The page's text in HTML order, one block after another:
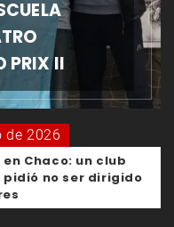
PRIX II
de 2026
Chaco: un club
no ser dirigido